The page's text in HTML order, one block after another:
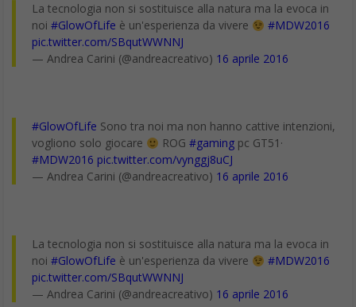
La tecnologia non si sostituisce alla natura ma la evoca in
noi #GlowOfLife è un'esperienza da vivere
#MDW2016
pic.twitter.com/SBqutWWNNJ
— Andrea Carini (@andreacreativo) 16 aprile 2016
#GlowOfLife Sono tra noi ma non hanno cattive intenzioni,
vogliono solo giocare
ROG #gamingpc GT51·
#MDW2016 pic.twitter.com/vynggj8uCJ
— Andrea Carini (@andreacreativo) 16 aprile 2016
La tecnologia non si sostituisce alla natura ma la evoca in
noi #GlowOfLife è un'esperienza da vivere
#MDW2016
pic.twitter.com/SBqutWWNNJ
— Andrea Carini (@andreacreativo) 16 aprile 2016